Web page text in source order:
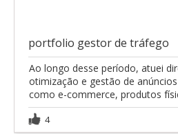
portfolio gestor de tráfego
Ao longo desse período, atuei
otimização e gestão de
como e-commerce, produtos
4